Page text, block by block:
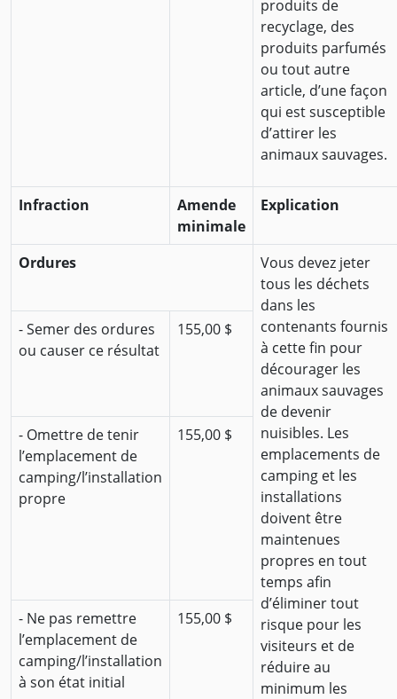
produits de
recyclage, des
produits parfumés
ou tout autre
article, d’une façon
qui est susceptible
d’attirer les
animaux sauvages.
Infraction
Amende
minimale
Explication
Ordures
Vous devez jeter
tous les déchets
dans les
contenants fournis
à cette fin pour
décourager les
animaux sauvages
de devenir
nuisibles. Les
emplacements de
camping et les
installations
doivent être
maintenues
propres en tout
temps afin
d’éliminer tout
risque pour les
visiteurs et de
réduire au
minimum les
- Semer des ordures
ou causer ce résultat
155,00 $
- Omettre de tenir
l’emplacement de
camping/l’installation
propre
155,00 $
- Ne pas remettre
l’emplacement de
camping/l’installation
à son état initial
155,00 $